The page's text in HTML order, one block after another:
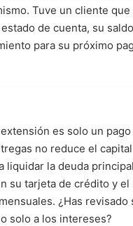
Tuve un cliente
de cuenta, su
para su próximo
es solo un
no reduce el
la deuda
su tarjeta de crédito y
¿Has
solo a los intereses?